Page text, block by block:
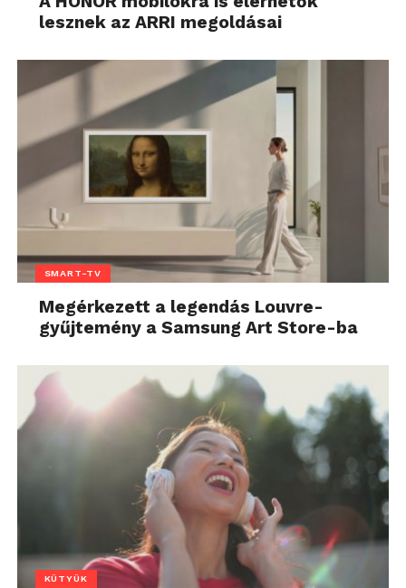
lesznek az ARRI megoldásai
SMART-TV
Megérkezett a legendás Louvre-
gyűjtemény a Samsung Art Store-ba
KÜTYÜK